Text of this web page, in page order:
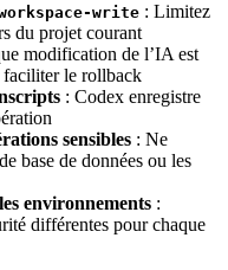
write : Limitez
du projet courant
modification de l’IA est
faciliter le rollback
: Codex enregistre
sensibles : Ne
base de données ou les
environnements :
différentes pour chaque